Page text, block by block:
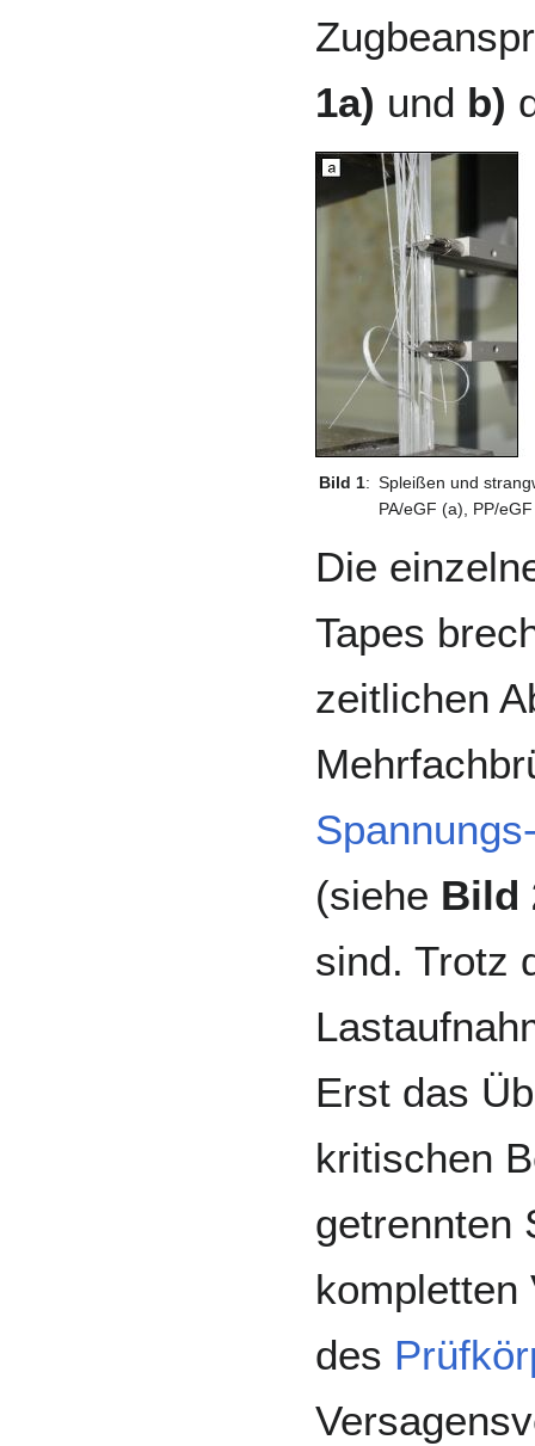
1a) und b)
Bild 1: Spleißen und
PA/eGF (a), PP/
Die
Tapes
zeitlichen
(siehe Bild
sind. Trotz
Erst das
kritischen
getrennten
des